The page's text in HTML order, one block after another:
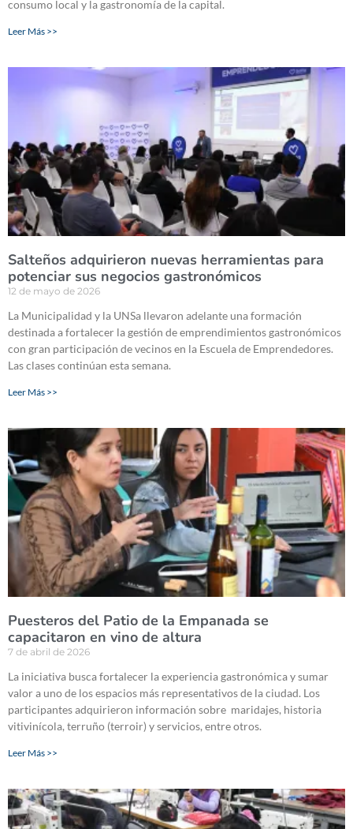
consumo local y la gastronomía de la capital.
Leer Más >>
Salteños adquirieron nuevas herramientas para
potenciar sus negocios gastronómicos
12 de mayo de 2026
La Municipalidad y la UNSa llevaron adelante una formación
destinada a fortalecer la gestión de emprendimientos gastronómicos
con gran participación de vecinos en la Escuela de Emprendedores.
Las clases continúan esta semana.
Leer Más >>
Puesteros del Patio de la Empanada se
capacitaron en vino de altura
7 de abril de 2026
La iniciativa busca fortalecer la experiencia gastronómica y sumar
valor a uno de los espacios más representativos de la ciudad. Los
participantes adquirieron información sobre maridajes, historia
vitivinícola, terruño (terroir) y servicios, entre otros.
Leer Más >>